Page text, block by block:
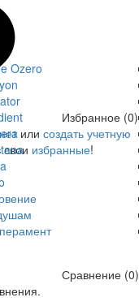
Ozero
Избранное (0)
или создать учетную
избранные!
Сравнение (0)